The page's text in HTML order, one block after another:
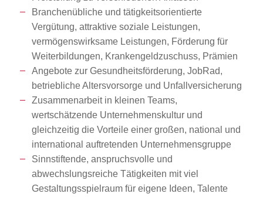
Branchenübliche und tätigkeitsorientierte
Vergütung, attraktive soziale Leistungen,
vermögenswirksame Leistungen, Förderung für
Weiterbildungen, Krankengeldzuschuss, Prämien
Angebote zur Gesundheitsförderung, JobRad,
betriebliche Altersvorsorge und Unfallversicherung
Zusammenarbeit in kleinen Teams,
wertschätzende Unternehmenskultur und
gleichzeitig die Vorteile einer großen, national und
international auftretenden Unternehmensgruppe
Sinnstiftende, anspruchsvolle und
abwechslungsreiche Tätigkeiten mit viel
Gestaltungsspielraum für eigene Ideen, Talente